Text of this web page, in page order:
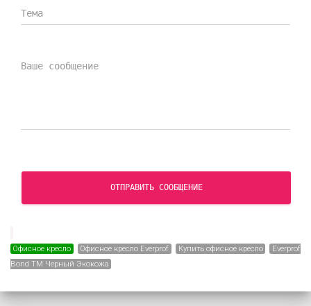
ОТПРАВИТЬ СООБЩЕНИЕ
Офисное кресло Офисное кресло Everprof Купить офисное кресло
Everprof
Bond TM Черный Экокожа